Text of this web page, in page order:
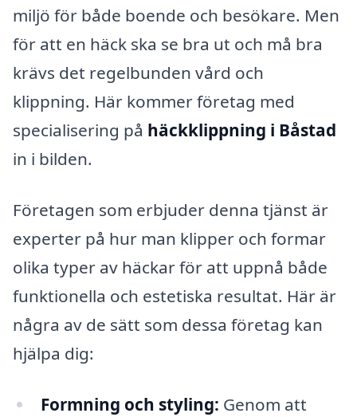
miljö för både boende och besökare. Men
för att en häck ska se bra ut och må bra
krävs det regelbunden vård och
klippning. Här kommer företag med
specialisering på häckklippning i Båstad
in i bilden.
Företagen som erbjuder denna tjänst är
experter på hur man klipper och formar
olika typer av häckar för att uppnå både
funktionella och estetiska resultat. Här är
några av de sätt som dessa företag kan
hjälpa dig:
Formning och styling: Genom att